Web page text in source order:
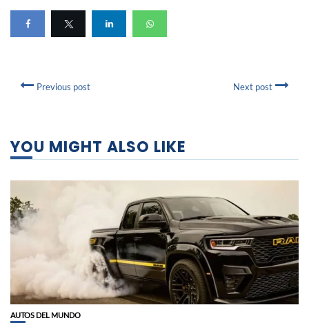
Previous post Next post
YOU MIGHT ALSO LIKE
AUTOS DEL MUNDO